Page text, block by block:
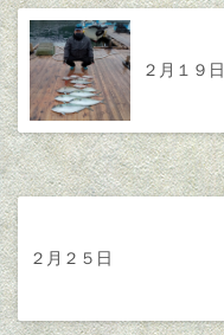
２月１９日
２月２５日